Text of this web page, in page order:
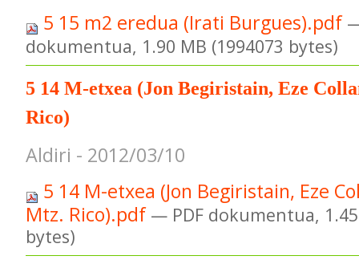
5 15 m2 eredua (Irati Burgues).pdf
dokumentua, 1.90 MB (1994073 bytes)
5 14 M-etxea (Jon Begiristain, Eze
Rico)
Aldiri - 2012/03/10
5 14 M-etxea (Jon Begiristain, Eze
Mtz. Rico).pdf — PDF dokumentua,
bytes)